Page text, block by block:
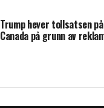
Trump hever tollsatsen
Canada på grunn av